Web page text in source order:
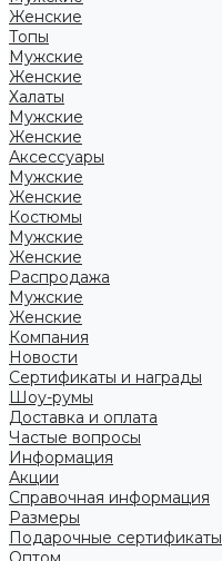
Женские
Топы
Мужские
Женские
Халаты
Мужские
Женские
Аксессуары
Мужские
Женские
Костюмы
Мужские
Женские
Распродажа
Мужские
Женские
Компания
Новости
Сертификаты и награды
Шоу-румы
Доставка и оплата
Частые вопросы
Информация
Акции
Справочная информация
Размеры
Подарочные сертификаты